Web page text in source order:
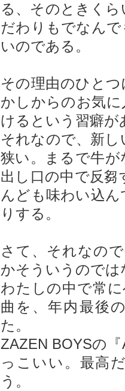
る、そのときく
だわりもでなん
いのである。
その理由のひと
かしからのお気
けるという習癖が
それなので、新
狭い。まるで牛
出し口の中で反
んども味わい込
りする。
さて、それなの
かそういうのでは
わたしの中で常
曲を、年内最後
た。
ZAZEN BOYSの
っこいい。最高
う。